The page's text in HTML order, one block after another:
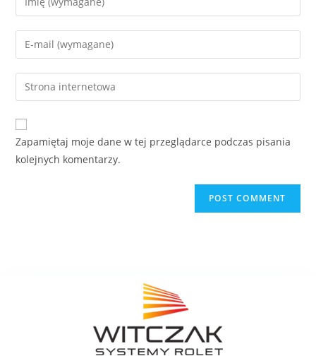
Zapamiętaj moje dane w tej przeglądarce podczas pisania
kolejnych komentarzy.